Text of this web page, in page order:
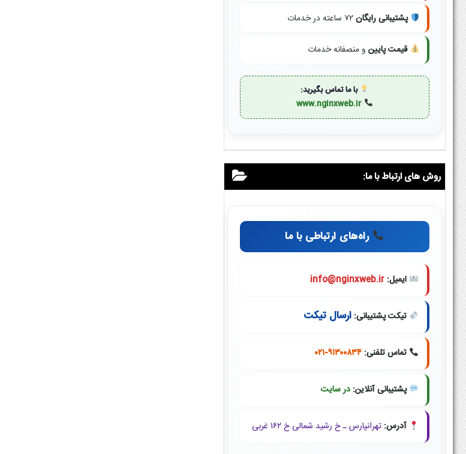
پشتیبانی رایگان۷۲ ساعته در خدمات
قیمت پایین و منصفانه خدمات
با ما تماس بگیرید:
www.nginxweb.ir
روش های ارتباط با ما:
راه‌های ارتباطی با ما
ایمیل: info@nginxweb.ir
تیکت پشتیبانی: ارسال تیکت
تماس تلفنی: ۰۲۱-۹۱۳۰۰۸۳۴
پشتیبانی آنلاین: در سایت
آدرس: تهرانپارس ـ خ رشید شمالی خ ۱۶۲ غربی